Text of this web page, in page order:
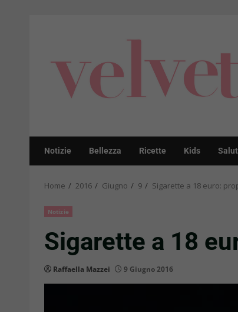
Notizie Bellezza Ricette Kids
Home 2016 Giugno 9 Sigarette a 18 euro:
Notizie
Sigarette a 18
Raffaella Mazzei 9 Giugno 2016